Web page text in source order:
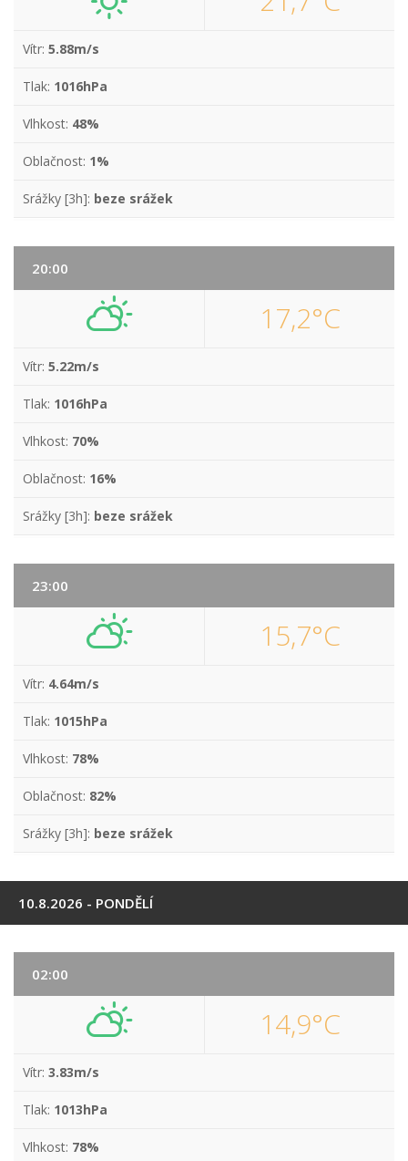
Vítr: 5.88m/s
Tlak: 1016hPa
Vlhkost: 48%
Oblačnost: 1%
Srážky [3h]: beze srážek
20:00
17,2°C
Vítr: 5.22m/s
Tlak: 1016hPa
Vlhkost: 70%
Oblačnost: 16%
Srážky [3h]: beze srážek
23:00
15,7°C
Vítr: 4.64m/s
Tlak: 1015hPa
Vlhkost: 78%
Oblačnost: 82%
Srážky [3h]: beze srážek
10.8.2026 - PONDĚLÍ
02:00
14,9°C
Vítr: 3.83m/s
Tlak: 1013hPa
Vlhkost: 78%